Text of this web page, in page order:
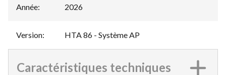
Année: 2026
Version: HTA 86 - Système AP
Caractéristiques techniques